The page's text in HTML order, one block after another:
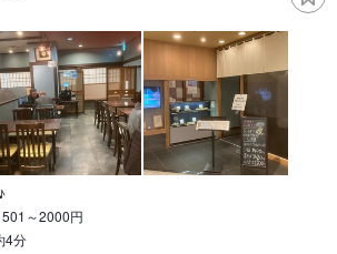
～2000円
4分